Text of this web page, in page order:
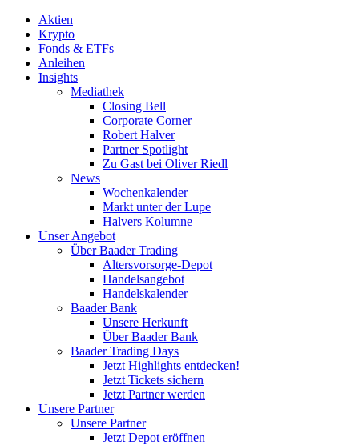
Aktien
Krypto
Fonds & ETFs
Anleihen
Insights
Mediathek
Closing Bell
Corporate Corner
Robert Halver
Partner Spotlight
Zu Gast bei Oliver Riedl
News
Wochenkalender
Markt unter der Lupe
Halvers Kolumne
Unser Angebot
Über Baader Trading
Altersvorsorge-Depot
Handelsangebot
Handelskalender
Baader Bank
Unsere Herkunft
Über Baader Bank
Baader Trading Days
Jetzt Highlights entdecken!
Jetzt Tickets sichern
Jetzt Partner werden
Unsere Partner
Unsere Partner
Jetzt Depot eröffnen